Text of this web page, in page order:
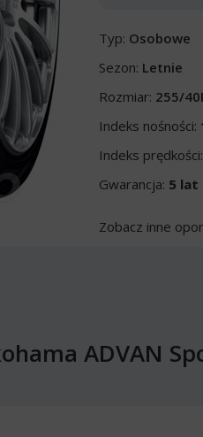
Typ: Osobowe
Sezon: Letnie
Rozmiar: 255/
Indeks nośności:
Indeks prędkości:
Gwarancja: 5 lat
Zobacz inne
ADVAN